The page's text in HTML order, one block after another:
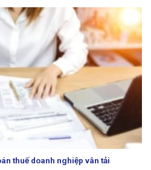
thuế doanh nghiệp vân tải